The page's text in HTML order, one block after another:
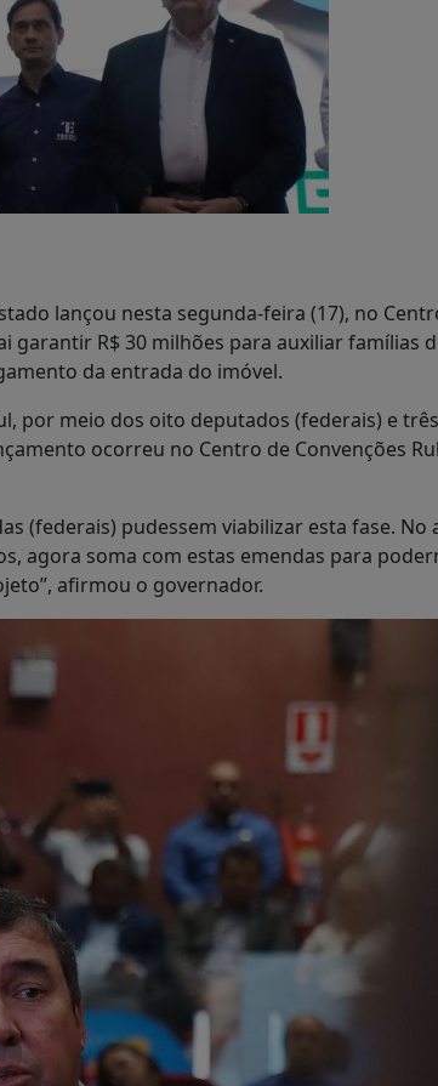
lançou nesta segunda-feira (17), no
garantir R$ 30 milhões para auxiliar famílias
da entrada do imóvel.
por meio dos oito deputados (federais) e
ocorreu no Centro de Convenções
(federais) pudessem viabilizar esta fase. No
agora soma com estas emendas para
afirmou o governador.